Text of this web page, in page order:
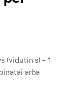
(vidutinis) – 1
arba